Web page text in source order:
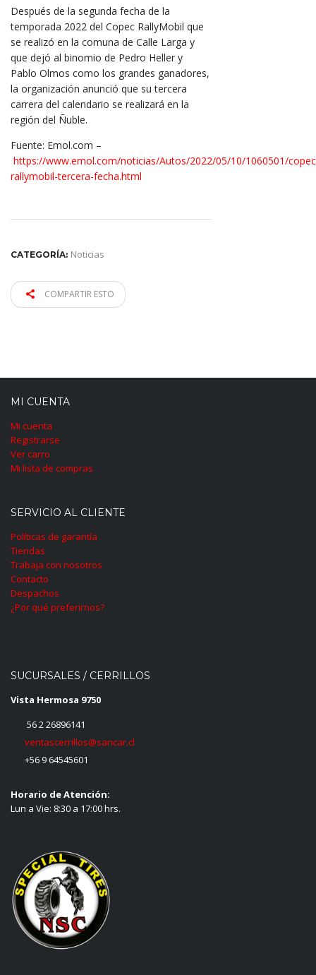
Después de la segunda fecha de la
temporada 2022 del Copec RallyMobil que
se realizó en la comuna de Calle Larga y
que dejó al binomio de Pedro Heller y
Pablo Olmos como los grandes ganadores,
la organización anunció que su tercera
carrera del calendario se realizará en la
región del Ñuble.
Fuente: Emol.com –
https://www.emol.com/noticias/Autos/2022/05/10/1060501/
rallymobil-tercera-fecha.html
CATEGORÍA: Noticias
COMPARTIR ESTO
MI CUENTA
Mi cuenta
Registrarse
Ver carro
Mi lista de compras
SERVICIO AL CLIENTE
Políticas de garantía
Tiendas
Trabaja con nosotros
Contacto
Despachos
¿Por qué preferirnos?
SUCURSALES / CERRILLOS
Vista Hermosa 9750
56 2 26896141
ventascerrillos@sancar.cl
+56 9 64545601
Horario de Atención:
Lun a Vie: 8:30 a 17:00 hrs.